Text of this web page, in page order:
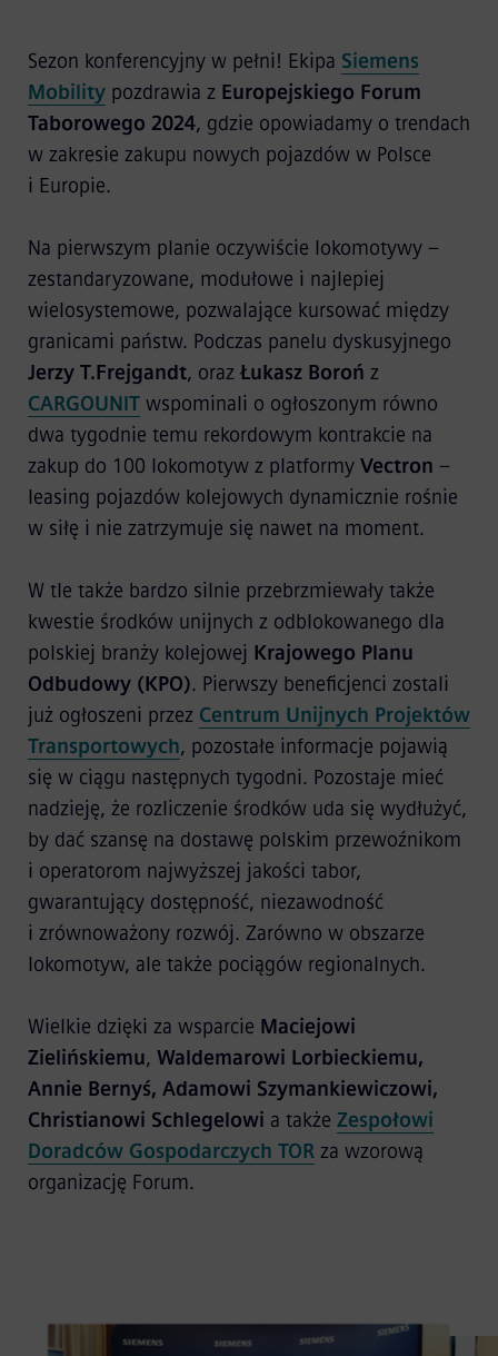
Sezon konferencyjny w pełni! Ekipa Siemens
Mobilitypozdrawia z Europejskiego Forum
Taborowego 2024, gdzie opowiadamy o trendach
w zakresie zakupu nowych pojazdów w Polsce
i Europie.
Na pierwszym planie oczywiście lokomotywy –
zestandaryzowane, modułowe i najlepiej
wielosystemowe, pozwalające kursować między
granicami państw. Podczas panelu dyskusyjnego
Jerzy T.Frejgandt, oraz Łukasz Boroń z
CARGOUNITwspominali o ogłoszonym równo
dwa tygodnie temu rekordowym kontrakcie na
zakup do 100 lokomotyw z platformy Vectron –
leasing pojazdów kolejowych dynamicznie rośnie
w siłę i nie zatrzymuje się nawet na moment.
W tle także bardzo silnie przebrzmiewały także
kwestie środków unijnych z odblokowanego dla
polskiej branży kolejowej Krajowego Planu
Odbudowy (KPO). Pierwszy beneficjenci zostali
już ogłoszeni przez Centrum Unijnych Projektów
Transportowych, pozostałe informacje pojawią
się w ciągu następnych tygodni. Pozostaje mieć
nadzieję, że rozliczenie środków uda się wydłużyć,
by dać szansę na dostawę polskim przewoźnikom
i operatorom najwyższej jakości tabor,
gwarantujący dostępność, niezawodność
i zrównoważony rozwój. Zarówno w obszarze
lokomotyw, ale także pociągów regionalnych.
Wielkie dzięki za wsparcie Maciejowi
Zielińskiemu, Waldemarowi Lorbieckiemu,
Annie Bernyś, Adamowi Szymankiewiczowi,
Christianowi Schlegelowi a także Zespołowi
Doradców Gospodarczych TORza wzorową
organizację Forum.